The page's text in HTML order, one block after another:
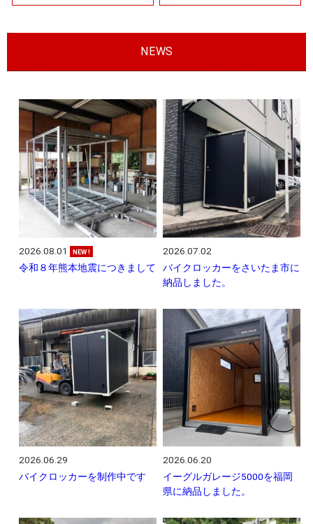
NEWS
2026.08.01 NEW !
令和８年熊本地震につきまして
2026.07.02
バイクロッカーをさいたま市に
納品しました。
2026.06.29
バイクロッカーを制作中です
2026.06.20
イーグルガレージ5000を福岡
県に納品しました。